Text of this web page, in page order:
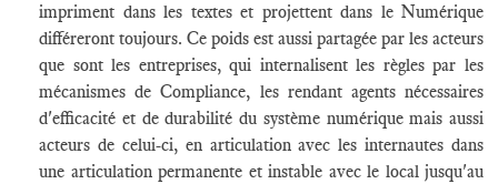
impriment dans les textes et projettent dans le Numérique
différeront toujours. Ce poids est aussi partagée par les acteurs
que sont les entreprises, qui internalisent les règles par les
mécanismes de Compliance, les rendant agents nécessaires
d'efficacité et de durabilité du système numérique mais aussi
acteurs de celui-ci, en articulation avec les internautes dans
une articulation permanente et instable avec le local jusqu'au